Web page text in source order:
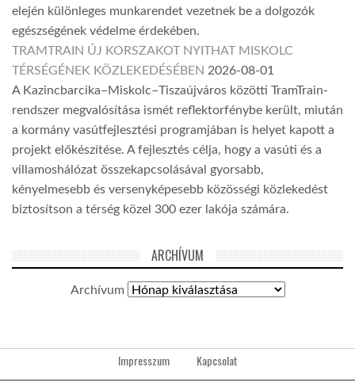
elején különleges munkarendet vezetnek be a dolgozók
egészségének védelme érdekében.
TRAMTRAIN ÚJ KORSZAKOT NYITHAT MISKOLC
TÉRSÉGÉNEK KÖZLEKEDÉSÉBEN 2026-08-01
A Kazincbarcika–Miskolc–Tiszaújváros közötti TramTrain-
rendszer megvalósítása ismét reflektorfénybe került, miután
a kormány vasútfejlesztési programjában is helyet kapott a
projekt előkészítése. A fejlesztés célja, hogy a vasúti és a
villamoshálózat összekapcsolásával gyorsabb,
kényelmesebb és versenyképesebb közösségi közlekedést
biztosítson a térség közel 300 ezer lakója számára.
ARCHÍVUM
Archívum
Impresszum Kapcsolat